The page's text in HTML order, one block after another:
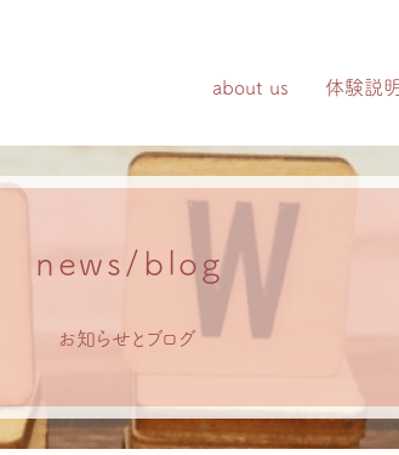
about us 体験説
news/blog
お知らせとブログ